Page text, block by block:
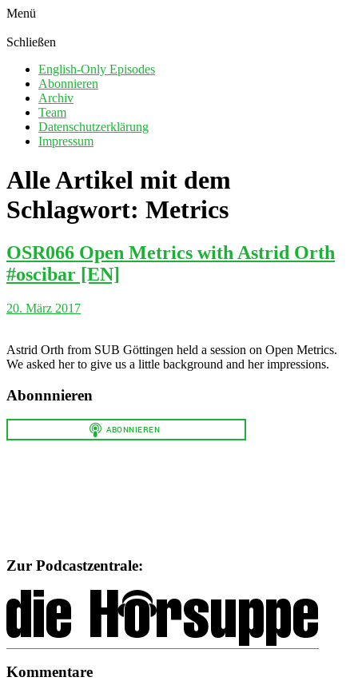
Menü
Schließen
English-Only Episodes
Abonnieren
Archiv
Team
Datenschutzerklärung
Impressum
Alle Artikel mit dem
Schlagwort: Metrics
OSR066 Open Metrics with Astrid Orth
#oscibar [EN]
20. März 2017
Astrid Orth from SUB Göttingen held a session on Open Metrics.
We asked her to give us a little background and her impressions.
Abonnnieren
Zur Podcastzentrale:
Kommentare